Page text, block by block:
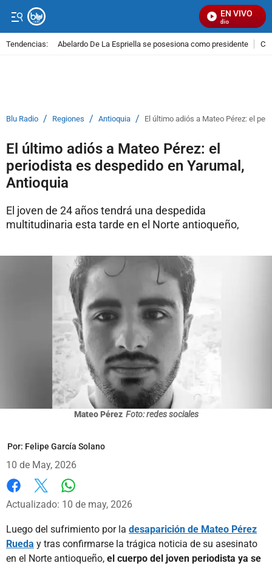
EN VIVO
Señal Visual Radio
Tendencias: Abelardo De La Espriella se posesiona como presidente
Blu Radio / Regiones / Antioquia / El último adiós a Mateo Pérez: el
El último adiós a Mateo Pérez: el
periodista es despedido en Yarumal,
Antioquia
El joven de 24 años tendrá una despedida
multitudinaria esta tarde en el Norte antioqueño,
Mateo Pérez Foto: redes sociales
Por: Felipe García Solano
10 de May, 2026
Facebook
X
Actualizado: 10 de may, 2026
Luego del sufrimiento por la desaparición de Mateo Pérez
Rueda y tras confirmarse la trágica noticia de su asesinato
en el Norte antioqueño, el cuerpo del joven periodista ya se